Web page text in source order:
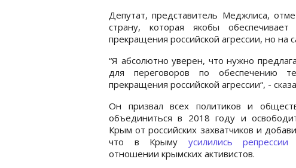
Депутат, представитель Меджлиса,
страну, которая якобы
прекращения российской агрессии, но на
“Я абсолютно уверен, что нужно
для переговоров по обеспечению
прекращения российской агрессии“, -
Он призвал всех политиков и
объединиться в 2018 году и
Крым от российских захватчиков и
что в Крыму усилились репрессии
отношении крымских активистов.